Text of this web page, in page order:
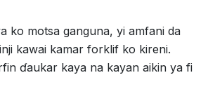
ko motsa ganguna, yi amfani da
kawai kamar forklif ko kireni.
ɗaukar kaya na kayan aikin ya fi